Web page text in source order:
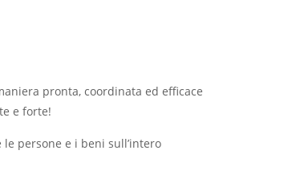
pronta, coordinata ed efficace
e forte!
persone e i beni sull’intero